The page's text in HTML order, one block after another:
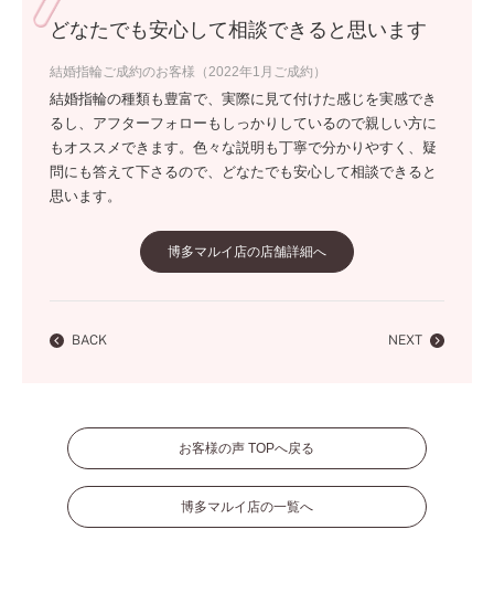
どなたでも安心して相談できると思います
結婚指輪ご成約のお客様（2022年1月ご成約）
結婚指輪の種類も豊富で、実際に見て付けた感じを実感でき
るし、アフターフォローもしっかりしているので親しい方に
もオススメできます。色々な説明も丁寧で分かりやすく、疑
問にも答えて下さるので、どなたでも安心して相談できると
思います。
博多マルイ店の店舗詳細へ
BACK NEXT
お客様の声 TOPへ戻る
博多マルイ店の一覧へ